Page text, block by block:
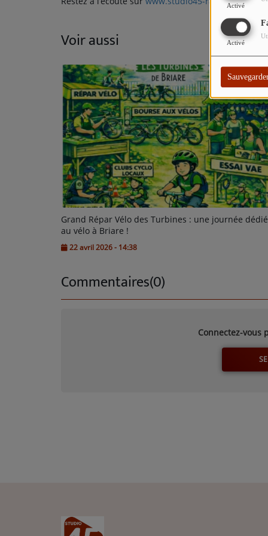
Activé
Activé
Voir aussi
Grand Répar Vélo des Turbines : une journée
au vélo à Briare !
22 avril 2026 - 14:38
Commentaires(0)
Connectez-vous